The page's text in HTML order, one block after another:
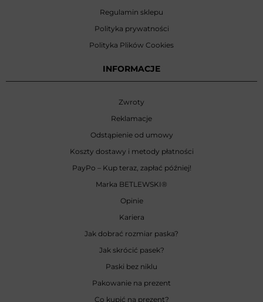
Regulamin sklepu
Polityka prywatności
Polityka Plików Cookies
INFORMACJE
Zwroty
Reklamacje
Odstąpienie od umowy
Koszty dostawy i metody płatności
PayPo – Kup teraz, zapłać później!
Marka BETLEWSKI®
Opinie
Kariera
Jak dobrać rozmiar paska?
Jak skrócić pasek?
Paski bez niklu
Pakowanie na prezent
Co kupić na prezent?